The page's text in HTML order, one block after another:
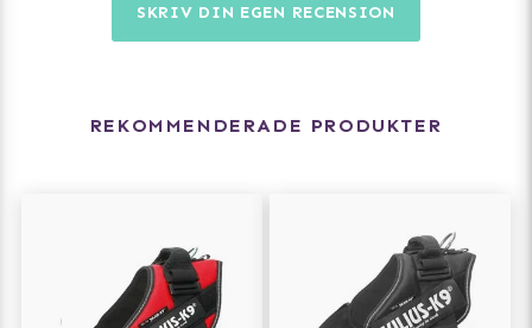
SKRIV DIN EGEN RECENSION
REKOMMENDERADE PRODUKTER